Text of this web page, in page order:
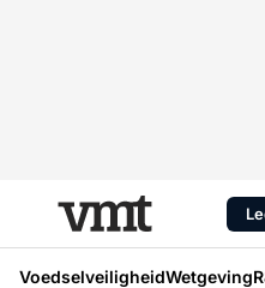
VoedselveiligheidWetgeving